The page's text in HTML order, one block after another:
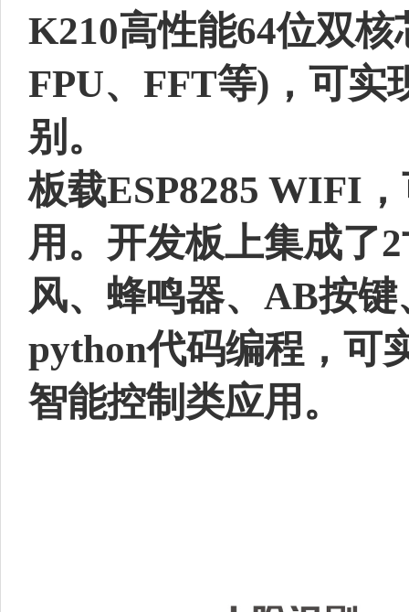
K210高性能64位双
FPU、FFT等)，可实
别。
板载ESP8285 WIFI
用。开发板上集成了
风、蜂鸣器、AB按
python代码编程，可
智能控制类应用。